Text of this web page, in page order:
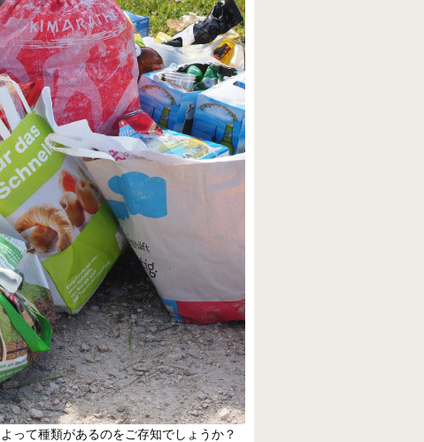
って種類があるのをご存知でしょうか？